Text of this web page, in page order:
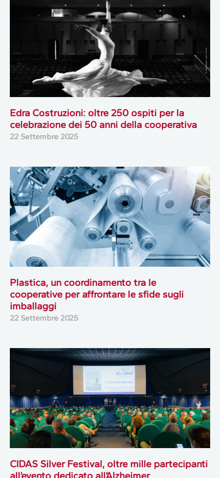
Edra Costruzioni: oltre 250 ospiti per la
celebrazione dei 50 anni della cooperativa
22 Settembre 2025
Plastica, un coordinamento tra le
cooperative per affrontare le sfide sugli
imballaggi
22 Settembre 2025
CIDAS Silver Festival, oltre mille partecipanti